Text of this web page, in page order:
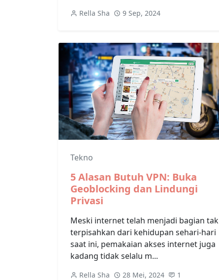
Rella Sha 9 Sep, 2024
Tekno
5 Alasan Butuh VPN: Buka
Geoblocking dan Lindungi
Privasi
Meski internet telah menjadi bagian tak
terpisahkan dari kehidupan sehari-hari
saat ini, pemakaian akses internet juga
kadang tidak selalu m...
Rella Sha 28 Mei, 2024 1